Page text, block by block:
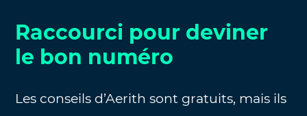
Raccourci pour deviner
le bon numéro
Les conseils d’Aerith sont gratuits, mais ils